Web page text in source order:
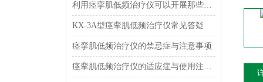
利用痉挛肌低频治疗仪可以开展那些治疗
KX-3A型痉挛肌低频治疗仪常见答疑
痉挛肌低频治疗仪的禁忌症与注意事项
痉挛肌低频治疗仪的适应症与使用注意事项